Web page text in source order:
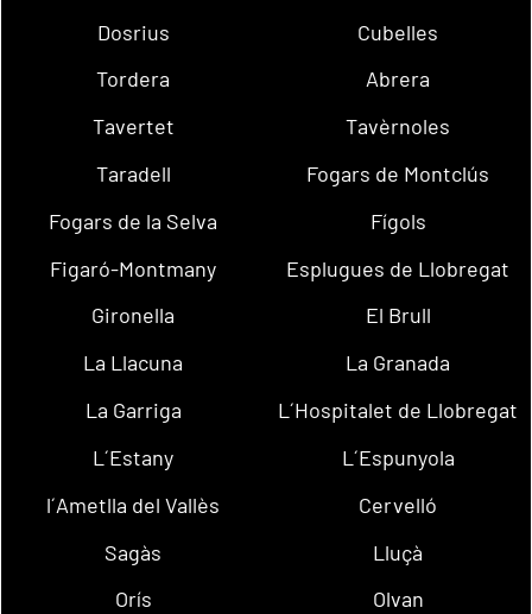
Dosrius
Cubelles
Tordera
Abrera
Tavertet
Tavèrnoles
Taradell
Fogars de Montclús
Fogars de la Selva
Fígols
Figaró-Montmany
Esplugues de Llobregat
Gironella
El Brull
La Llacuna
La Granada
La Garriga
L´Hospitalet de Llobregat
L´Estany
L´Espunyola
l´Ametlla del Vallès
Cervelló
Sagàs
Lluçà
Orís
Olvan